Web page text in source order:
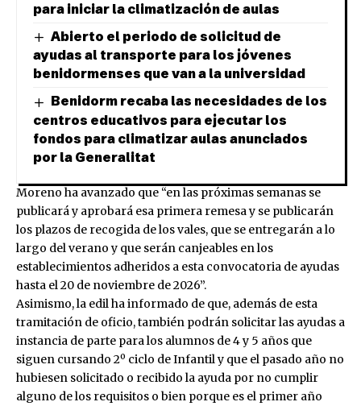
para iniciar la climatización de aulas
Abierto el periodo de solicitud de
ayudas al transporte para los jóvenes
benidormenses que van a la universidad
Benidorm recaba las necesidades de los
centros educativos para ejecutar los
fondos para climatizar aulas anunciados
por la Generalitat
Moreno ha avanzado que “en las próximas semanas se
publicará y aprobará esa primera remesa y se publicarán
los plazos de recogida de los vales, que se entregarán a lo
largo del verano y que serán canjeables en los
establecimientos adheridos a esta convocatoria de ayudas
hasta el 20 de noviembre de 2026”.
Asimismo, la edil ha informado de que, además de esta
tramitación de oficio, también podrán solicitar las ayudas a
instancia de parte para los alumnos de 4 y 5 años que
siguen cursando 2º ciclo de Infantil y que el pasado año no
hubiesen solicitado o recibido la ayuda por no cumplir
alguno de los requisitos o bien porque es el primer año